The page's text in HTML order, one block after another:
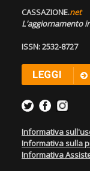
CASSAZIONE.net
L'aggiornamento
ISSN: 2532-8727
Informativa
Informativa sulla
Informativa